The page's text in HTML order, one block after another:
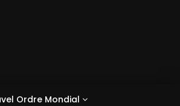
Ordre Mondial